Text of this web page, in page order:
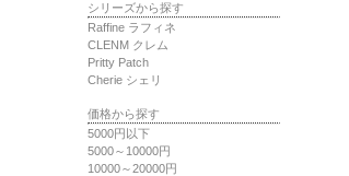
シリーズから探す
Raffine ラフィネ
CLENM クレム
Pritty Patch
Cherie シェリ
価格から探す
5000円以下
5000～10000円
10000～20000円